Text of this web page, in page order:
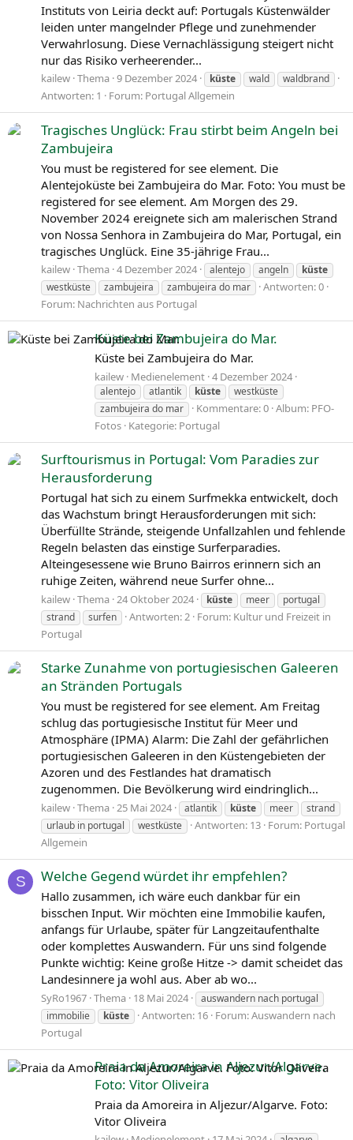
Instituts von Leiria deckt auf: Portugals Küstenwälder
leiden unter mangelnder Pflege und zunehmender
Verwahrlosung. Diese Vernachlässigung steigert nicht
nur das Risiko verheerender...
kailew Thema 9 Dezember 2024 küste wald waldbrand
Antworten: 1 Forum: Portugal Allgemein
Tragisches Unglück: Frau stirbt beim Angeln bei
Zambujeira
You must be registered for see element. Die
Alentejoküste bei Zambujeira do Mar. Foto: You must be
registered for see element. Am Morgen des 29.
November 2024 ereignete sich am malerischen Strand
von Nossa Senhora in Zambujeira do Mar, Portugal, ein
tragisches Unglück. Eine 35-jährige Frau...
kailew Thema 4 Dezember 2024 alentejo angeln
küste
westküste
zambujeira zambujeira do mar
Antworten: 0
Forum: Nachrichten aus Portugal
Küste bei Zambujeira do Mar.
Küste bei Zambujeira do Mar.
kailew Medienelement 4 Dezember 2024
alentejo atlantik küste
westküste
zambujeira do mar
Kommentare: 0 Album: PFO-
Fotos Kategorie: Portugal
Surftourismus in Portugal: Vom Paradies zur
Herausforderung
Portugal hat sich zu einem Surfmekka entwickelt, doch
das Wachstum bringt Herausforderungen mit sich:
Überfüllte Strände, steigende Unfallzahlen und fehlende
Regeln belasten das einstige Surferparadies.
Alteingesessene wie Bruno Bairros erinnern sich an
ruhige Zeiten, während neue Surfer ohne...
kailew Thema 24 Oktober 2024 küste meer
portugal
strand
surfen Antworten: 2 Forum: Kultur und Freizeit in
Portugal
Starke Zunahme von portugiesischen Galeeren
an Stränden Portugals
You must be registered for see element. Am Freitag
schlug das portugiesische Institut für Meer und
Atmosphäre (IPMA) Alarm: Die Zahl der gefährlichen
portugiesischen Galeeren in den Küstengebieten der
Azoren und des Festlandes hat dramatisch
zugenommen. Die Bevölkerung wird eindringlich...
kailew Thema 25 Mai 2024 atlantik küste meer
strand
urlaub in portugal
westküste Antworten: 13 Forum: Portugal
Allgemein
S Welche Gegend würdet ihr empfehlen?
Hallo zusammen, ich wäre euch dankbar für ein
bisschen Input. Wir möchten eine Immobilie kaufen,
anfangs für Urlaube, später für Langzeitaufenthalte
oder komplettes Auswandern. Für uns sind folgende
Punkte wichtig: Keine große Hitze -> damit scheidet das
Landesinnere ja wohl aus. Aber ab wo...
SyRo1967 Thema 18 Mai 2024
auswandern nach portugal
immobilie
küste Antworten: 16 Forum:Auswandern nach
Portugal
Praia da Amoreira in Aljezur/Algarve.
Foto: Vitor Oliveira
Praia da Amoreira in Aljezur/Algarve. Foto:
Vitor Oliveira